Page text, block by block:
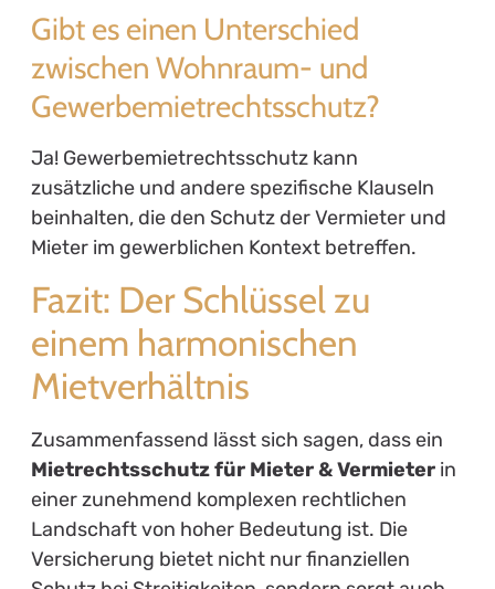
Gibt es einen Unterschied
zwischen Wohnraum- und
Gewerbemietrechtsschutz?
Ja! Gewerbemietrechtsschutz kann
zusätzliche und andere spezifische Klauseln
beinhalten, die den Schutz der Vermieter und
Mieter im gewerblichen Kontext betreffen.
Fazit: Der Schlüssel zu
einem harmonischen
Mietverhältnis
Zusammenfassend lässt sich sagen, dass ein
Mietrechtsschutz für Mieter & Vermieterin
einer zunehmend komplexen rechtlichen
Landschaft von hoher Bedeutung ist. Die
Versicherung bietet nicht nur finanziellen